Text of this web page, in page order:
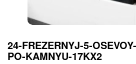
24-FREZERNYJ-5-
PO-KAMNYU-17KX2